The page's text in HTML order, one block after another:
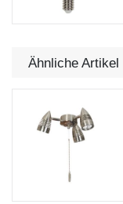
Ähnliche Artikel